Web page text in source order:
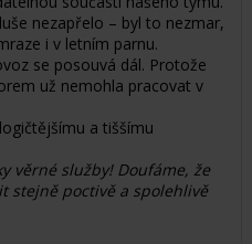
nezapřelo – byl to nezmar,
i v letním parnu.
se posouvá dál. Protože
už nemohla pracovat v
a tiššímu
věrné služby! Doufáme, že
stejně poctivě a spolehlivě